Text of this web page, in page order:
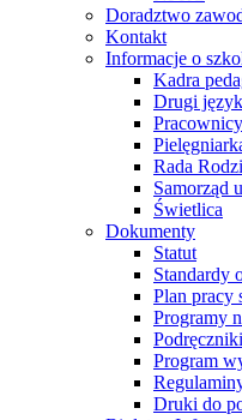
Doradztwo
Kontakt
Informacje o
Kadra
Drugi
Rada
Samorząd
Świetlica
Dokumenty
Statut
Standardy
Plan pracy
Programy
Podręczniki
Program
Druki do